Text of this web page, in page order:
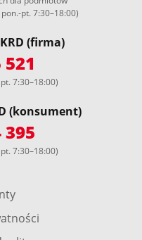
pt. 7:30–18:00)
(firma)
521
7:30–18:00)
(konsument)
395
7:30–18:00)